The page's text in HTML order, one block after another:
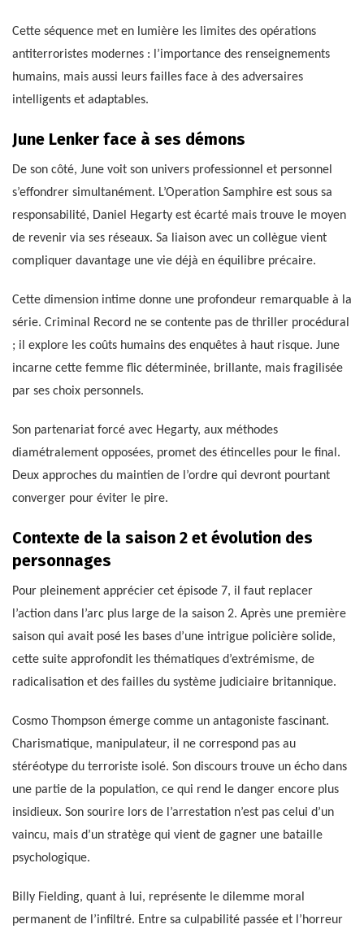
Cette séquence met en lumière les limites des opérations
antiterroristes modernes : l’importance des renseignements
humains, mais aussi leurs failles face à des adversaires
intelligents et adaptables.
June Lenker face à ses démons
De son côté, June voit son univers professionnel et personnel
s’effondrer simultanément. L’Operation Samphire est sous sa
responsabilité, Daniel Hegarty est écarté mais trouve le moyen
de revenir via ses réseaux. Sa liaison avec un collègue vient
compliquer davantage une vie déjà en équilibre précaire.
Cette dimension intime donne une profondeur remarquable à la
série. Criminal Record ne se contente pas de thriller procédural
; il explore les coûts humains des enquêtes à haut risque. June
incarne cette femme flic déterminée, brillante, mais fragilisée
par ses choix personnels.
Son partenariat forcé avec Hegarty, aux méthodes
diamétralement opposées, promet des étincelles pour le final.
Deux approches du maintien de l’ordre qui devront pourtant
converger pour éviter le pire.
Contexte de la saison 2 et évolution des
personnages
Pour pleinement apprécier cet épisode 7, il faut replacer
l’action dans l’arc plus large de la saison 2. Après une première
saison qui avait posé les bases d’une intrigue policière solide,
cette suite approfondit les thématiques d’extrémisme, de
radicalisation et des failles du système judiciaire britannique.
Cosmo Thompson émerge comme un antagoniste fascinant.
Charismatique, manipulateur, il ne correspond pas au
stéréotype du terroriste isolé. Son discours trouve un écho dans
une partie de la population, ce qui rend le danger encore plus
insidieux. Son sourire lors de l’arrestation n’est pas celui d’un
vaincu, mais d’un stratège qui vient de gagner une bataille
psychologique.
Billy Fielding, quant à lui, représente le dilemme moral
permanent de l’infiltré. Entre sa culpabilité passée et l’horreur